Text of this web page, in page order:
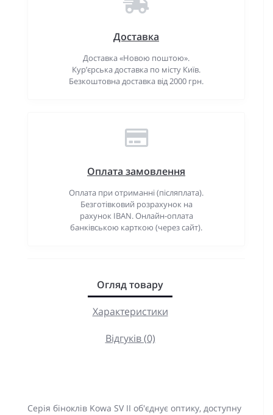
Доставка
Доставка «Новою поштою».
Кур’єрська доставка по місту Київ.
Безкоштовна доставка від 2000 грн.
Оплата замовлення
Оплата при отриманні (післяплата).
Безготівковий розрахунок на
рахунок IBAN. Онлайн-оплата
банківською карткою (через сайт).
Огляд товару
Характеристики
Відгуків (0)
Серія біноклів Kowa SV II об'єднує оптику, доступну